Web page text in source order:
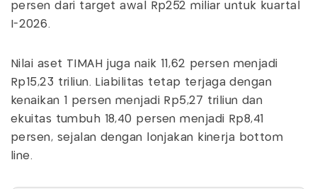
persen dari target awal Rp252 miliar untuk kuartal
I-2026.
Nilai aset TIMAH juga naik 11,62 persen menjadi
Rp15,23 triliun. Liabilitas tetap terjaga dengan
kenaikan 1 persen menjadi Rp5,27 triliun dan
ekuitas tumbuh 18,40 persen menjadi Rp8,41
persen, sejalan dengan lonjakan kinerja bottom
line.